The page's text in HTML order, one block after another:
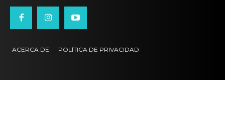
ACERCA DE POLÍTICA DE PRIVACIDAD